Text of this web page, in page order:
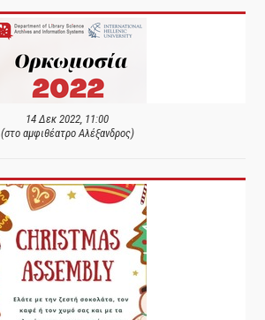
14 Δεκ 2022, 11:00
(στο αμφιθέατρο Αλέξανδρος)